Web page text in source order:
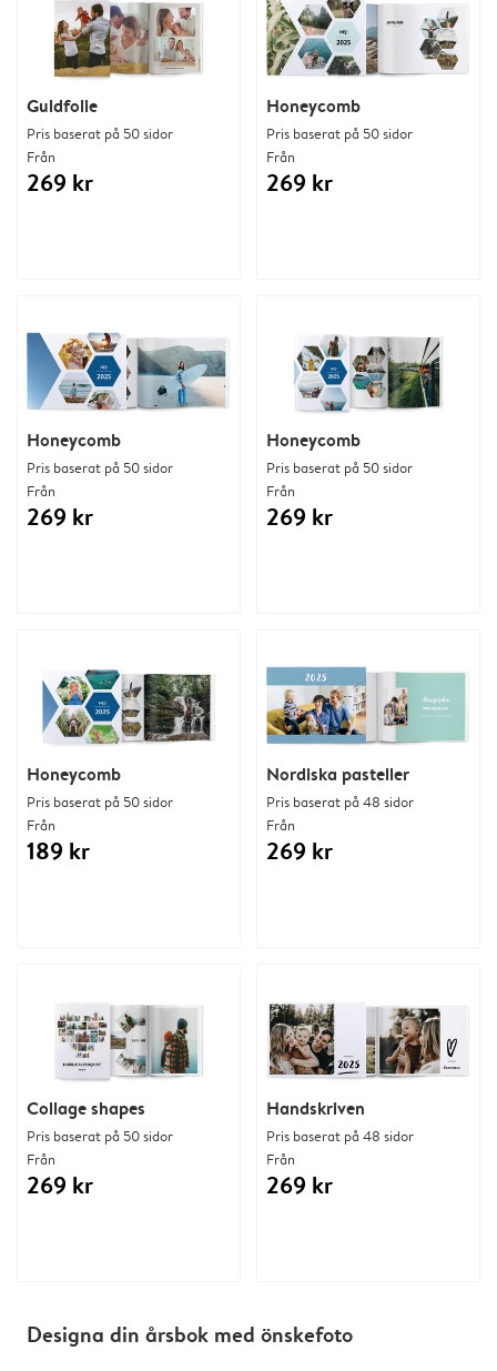
Honeycomb
Pris baserat på 50 sidor
Från
269 kr
Handskriven
Pris baserat på 48 sidor
Från
269 kr
Nordiska pasteller
Pris baserat på 48 sidor
Från
269 kr
Guldfolie
Pris baserat på 50 sidor
Från
269 kr
Honeycomb
Pris baserat på 50 sidor
Från
269 kr
Honeycomb
Pris baserat på 50 sidor
Från
269 kr
Honeycomb
Pris baserat på 50 sidor
Från
189 kr
Collage shapes
Pris baserat på 50 sidor
Från
269 kr
Designa din årsbok med önskefoto